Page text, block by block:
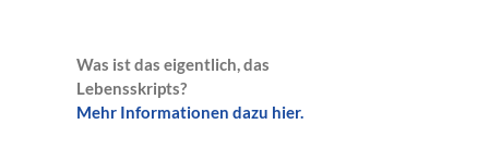
Was ist das eigentlich, das
Lebensskripts?
Mehr Informationen dazu hier.